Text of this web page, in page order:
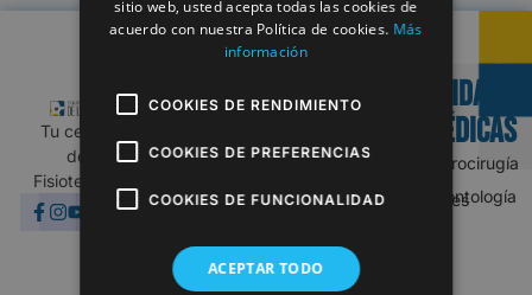
Tu centro
de
Fisioterapia
Almagro
910 886
fisioterapia@equipodelatorre.es
Viernes:
MAJADAHONDA
(Próxima
Fisioterapia@equipodelatorre.es
Médico
Vithas
UNIDADES
MÉDICAS
Neurocirugía
Odontología
sitio web, usted acepta todas las cookies de
acuerdo con nuestra Política de cookies. Más
información
COOKIES DE RENDIMIENTO
COOKIES DE PREFERENCIAS
COOKIES DE FUNCIONALIDAD
ACEPTAR TODO